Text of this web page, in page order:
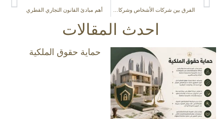
أهم مبادئ القانون التجاري القطري
احدث المقالات
حماية حقوق الملكية